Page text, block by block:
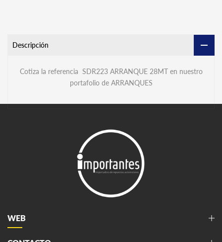
Descripción
Cotiza la referencia SDR223 ARRANQUE 28MT en nuestro
portafolio de ARRANQUES
WEB